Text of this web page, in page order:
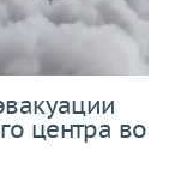
центра во